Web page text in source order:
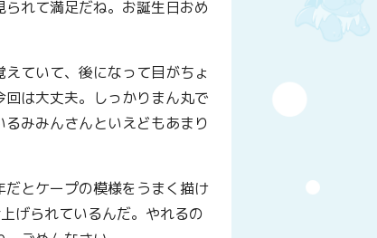
れて満足だね。お誕生日おめ
えていて、後になって目がちょ
は大丈夫。しっかりまん丸で
みみんさんといえどもあまり
とケープの模様をうまく描け
げられているんだ。やれるの